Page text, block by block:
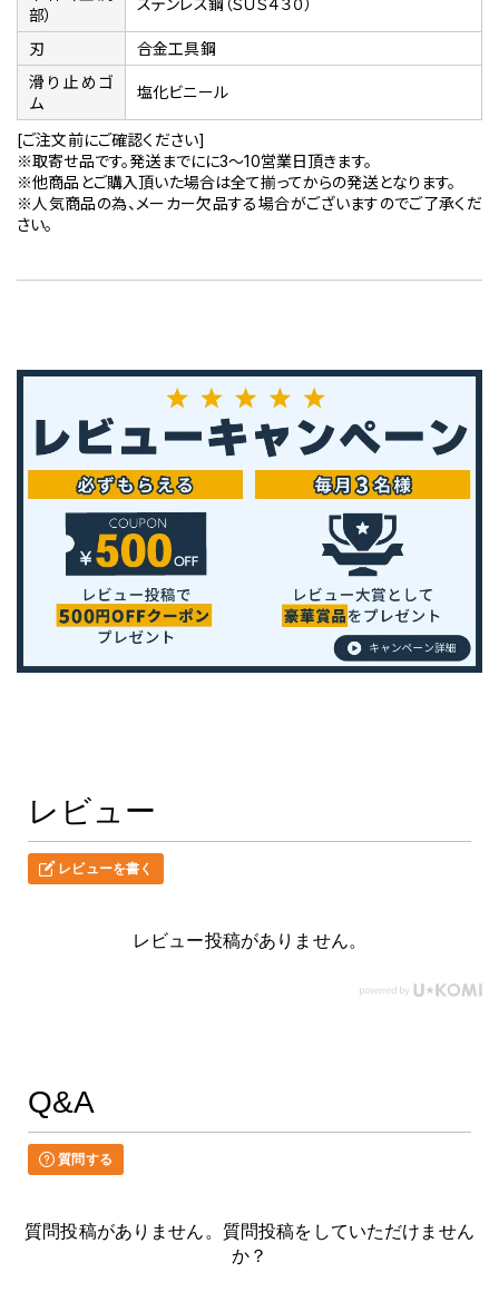
部）
ステンレス鋼（ＳＵＳ４３０）
刃
合金工具鋼
滑り止めゴ
ム
塩化ビニール
[ご注文前にご確認ください]
※取寄せ品です。発送までにに3～10営業日頂きます。
※他商品とご購入頂いた場合は全て揃ってからの発送となります。
※人気商品の為、メーカー欠品する場合がございますのでご了承くだ
さい。
レビュー
レビューを書く
レビュー投稿がありません。
Q&A
質問する
質問投稿がありません。質問投稿をしていただけません
か？